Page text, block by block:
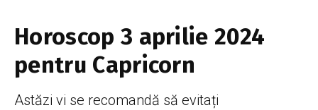
Horoscop 3 aprilie 2024
pentru Capricorn
Astăzi vi se recomandă să evitați